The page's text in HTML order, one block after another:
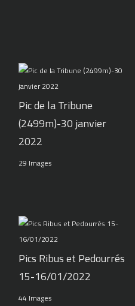
Pic de la Tribune
(2499m)-30 janvier
2022
29 Images
Pics Ribus et Pedourrés
15-16/01/2022
44 Images